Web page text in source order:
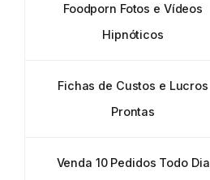
Foodporn Fotos e Vídeos
Hipnóticos
Fichas de Custos e Lucros
Prontas
Venda 10 Pedidos Todo Dia